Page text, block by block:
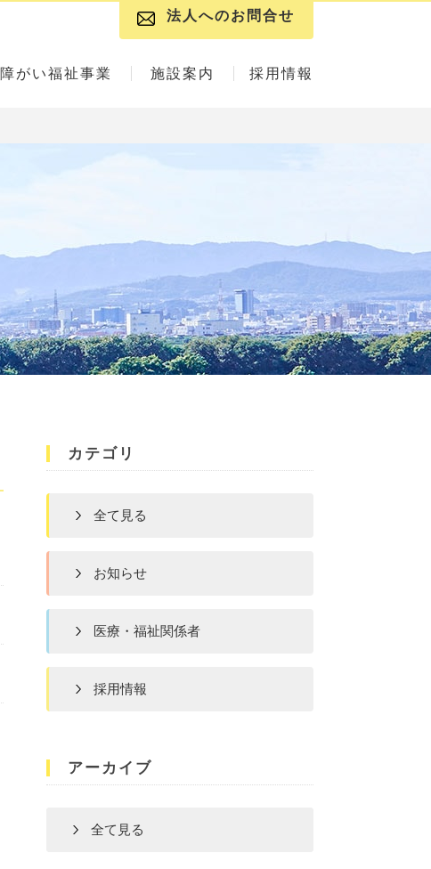
法人へのお問合せ
障がい福祉事業 施設案内 採用情報
カテゴリ
全て見る
お知らせ
医療・福祉関係者
採用情報
アーカイブ
全て見る